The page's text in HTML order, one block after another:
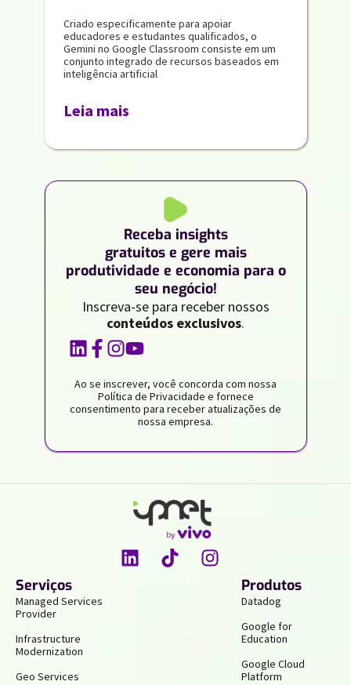
Criado especificamente para apoiar
educadores e estudantes qualificados, o
Gemini no Google Classroom consiste em um
conjunto integrado de recursos baseados em
inteligência artificial
Leia mais
Receba insights
gratuitos e gere mais
produtividade e economia para o
seu negócio!
Inscreva-se para receber nossos
conteúdos exclusivos.
Ao se inscrever, você concorda com nossa
Política de Privacidade e fornece
consentimento para receber atualizações de
nossa empresa.
Serviços
Managed Services
Provider
Infrastructure
Modernization
Geo Services
Produtos
Datadog
Google for
Education
Google Cloud
Platform